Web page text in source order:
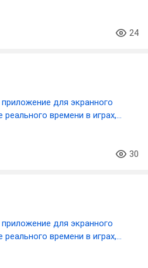
24
для экранного
времени в играх,
30
для экранного
времени в играх,